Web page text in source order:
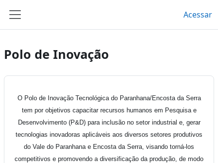
Painel lateral
Acessar
Polo de Inovação
OPolo de Inovação Tecnológica do Paranhana/Encosta da Serra
tem por objetivos capacitar recursos humanos em Pesquisa e
Desenvolvimento (P&D) para inclusão no setor industrial e, gerar
tecnologias inovadoras aplicáveis aos diversos setores produtivos
do Vale do Paranhana e Encosta da Serra, visando torná-los
competitivos e promovendo a diversificação da produção, de modo